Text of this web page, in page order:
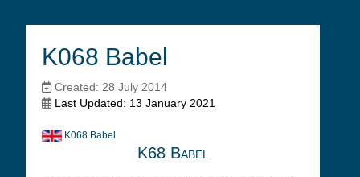
K068 Babel
Created: 28 July 2014
Last Updated: 13 January 2021
K068 Babel
K68 Babel